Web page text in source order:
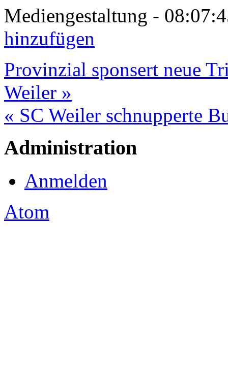
Mediengestaltung -
hinzufügen
Provinzial sponsert neue
Weiler »
« SC Weiler schnupperte
Administration
Anmelden
Atom